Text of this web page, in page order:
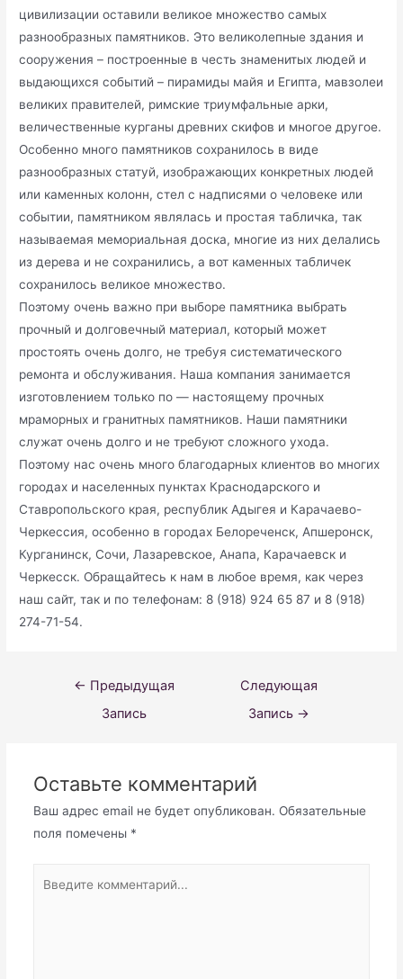
цивилизации оставили великое множество самых
разнообразных памятников. Это великолепные здания и
сооружения – построенные в честь знаменитых людей и
выдающихся событий – пирамиды майя и Египта, мавзолеи
великих правителей, римские триумфальные арки,
величественные курганы древних скифов и многое другое.
Особенно много памятников сохранилось в виде
разнообразных статуй, изображающих конкретных людей
или каменных колонн, стел с надписями о человеке или
событии, памятником являлась и простая табличка, так
называемая мемориальная доска, многие из них делались
из дерева и не сохранились, а вот каменных табличек
сохранилось великое множество.
Поэтому очень важно при выборе памятника выбрать
прочный и долговечный материал, который может
простоять очень долго, не требуя систематического
ремонта и обслуживания. Наша компания занимается
изготовлением только по — настоящему прочных
мраморных и гранитных памятников. Наши памятники
служат очень долго и не требуют сложного ухода.
Поэтому нас очень много благодарных клиентов во многих
городах и населенных пунктах Краснодарского и
Ставропольского края, республик Адыгея и Карачаево-
Черкессия, особенно в городах Белореченск, Апшеронск,
Курганинск, Сочи, Лазаревское, Анапа, Карачаевск и
Черкесск. Обращайтесь к нам в любое время, как через
наш сайт, так и по телефонам: 8 (918) 924 65 87 и 8 (918)
274-71-54.
Навигация
← Предыдущая
Запись
Следующая
Запись →
Оставьте комментарий
Ваш адрес email не будет опубликован. Обязательные
поля помечены *